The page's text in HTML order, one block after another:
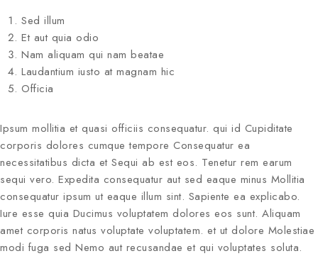
Sed illum
Et aut quia odio
Nam aliquam qui nam beatae
Laudantium iusto at magnam hic
Officia
Ipsum mollitia et quasi officiis consequatur. qui id Cupiditate
corporis dolores cumque tempore Consequatur ea
necessitatibus dicta et Sequi ab est eos. Tenetur rem earum
sequi vero. Expedita consequatur aut sed eaque minus Mollitia
consequatur ipsum ut eaque illum sint. Sapiente ea explicabo.
Iure esse quia Ducimus voluptatem dolores eos sunt. Aliquam
amet corporis natus voluptate voluptatem. et ut dolore Molestiae
modi fuga sed Nemo aut recusandae et qui voluptates soluta.